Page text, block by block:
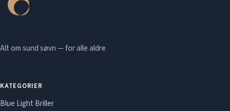
Alt om sund søvn — for alle aldre
KATEGORIER
Blue Light Briller